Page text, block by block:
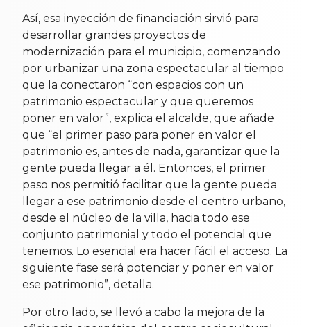
Así, esa inyección de financiación sirvió para
desarrollar grandes proyectos de
modernización para el municipio, comenzando
por urbanizar una zona espectacular al tiempo
que la conectaron “con espacios con un
patrimonio espectacular y que queremos
poner en valor”, explica el alcalde, que añade
que “el primer paso para poner en valor el
patrimonio es, antes de nada, garantizar que la
gente pueda llegar a él. Entonces, el primer
paso nos permitió facilitar que la gente pueda
llegar a ese patrimonio desde el centro urbano,
desde el núcleo de la villa, hacia todo ese
conjunto patrimonial y todo el potencial que
tenemos. Lo esencial era hacer fácil el acceso. La
siguiente fase será potenciar y poner en valor
ese patrimonio”, detalla.
Por otro lado, se llevó a cabo la mejora de la